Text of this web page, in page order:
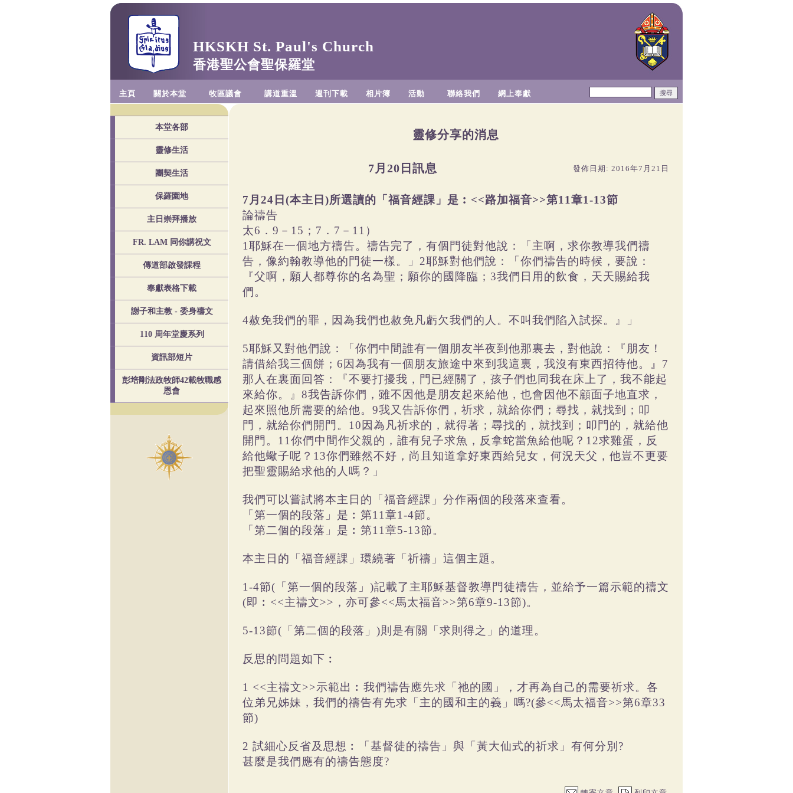
HKSKH St. Paul's Church
香港聖公會聖保羅堂
主頁 關於本堂 牧區議會 講道重溫 週刊下載 相片簿 活動 聯絡我們 網上奉獻
本堂各部
靈修生活
團契生活
保羅園地
主日崇拜播放
FR. LAM 同你講祝文
傳道部啟發課程
奉獻表格下載
謝子和主教 - 委身禱文
110 周年堂慶系列
資訊部短片
彭培剛法政牧師42載牧職感
恩會
靈修分享的消息
7月20日訊息 發佈日期: 2016年7月21日
7月24日(本主日)所選讀的「福音經課」是︰<<路加福音>>第11章1-13節
論禱告
太6．9－15；7．7－11）
1耶穌在一個地方禱告。禱告完了，有個門徒對他說：「主啊，求你教導我們禱
告，像約翰教導他的門徒一樣。」2耶穌對他們說：「你們禱告的時候，要說：
『父啊，願人都尊你的名為聖；願你的國降臨；3我們日用的飲食，天天賜給我
們。
4赦免我們的罪，因為我們也赦免凡虧欠我們的人。不叫我們陷入試探。』」
5耶穌又對他們說：「你們中間誰有一個朋友半夜到他那裏去，對他說：『朋友！
請借給我三個餅 ；6因為我有一個朋友旅途中來到我這裏，我沒有東西招待他。』7
那人在裏面回答：『不要打擾我，門已經關了，孩子們也同我在床上了，我不能起
來給你。』8我告訴你們，雖不因他是朋友起來給他，也會因他不顧面子地直求，
起來照他所需要的給他。9我又告訴你們，祈求，就給你們；尋找，就找到；叩
門，就給你們開門。10因為凡祈求的，就得著；尋找的，就找到；叩門的，就給他
開門。11你們中間作父親的，誰有兒子求魚，反拿蛇當魚給他呢？12求雞蛋，反
給他蠍子呢？13你們雖然不好，尚且知道拿好東西給兒女，何況天父，他豈不更要
把聖靈賜給求他的人嗎？」
我們可以嘗試將本主日的「福音經課」分作兩個的段落來查看。
「第一個的段落」是︰第11章1-4節。
「第二個的段落」是︰第11章5-13節。
本主日的「福音經課」環繞著「祈禱」這個主題。
1-4節(「第一個的段落」)記載了主耶穌基督教導門徒禱告，並給予一篇示範的禱文
(即︰<<主禱文>>，亦可參<<馬太福音>>第6章9-13節)。
5-13節(「第二個的段落」)則是有關「求則得之」的道理。
反思的問題如下︰
1 <<主禱文>>示範出︰我們禱告應先求「祂的國」，才再為自己的需要祈求。各
位弟兄姊妹，我們的禱告有先求「主的國和主的義」嗎?(參<<馬太福音>>第6章33
節)
2 試細心反省及思想︰「基督徒的禱告」與「黃大仙式的祈求」有何分別?
甚麼是我們應有的禱告態度?